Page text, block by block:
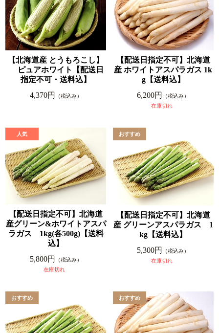
【北海道産 とうもろこし】
ピュアホワイト【配送日
指定不可・送料込】
4,370円
（税込み）
【配送日指定不可】北海道
産 ホワイトアスパラガス 1k
g【送料込】
6,200円
（税込み）
在庫切れ
【配送日指定不可】北海道
産グリーン&ホワイトアスパ
ラガス 1kg(各500g)【送料
込】
5,800円
（税込み）
在庫切れ
【配送日指定不可】北海道
産 グリーンアスパラガス 1
kg【送料込】
5,300円
（税込み）
在庫切れ